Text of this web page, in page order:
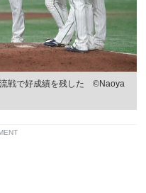
戦で好成績を残した ©Naoya